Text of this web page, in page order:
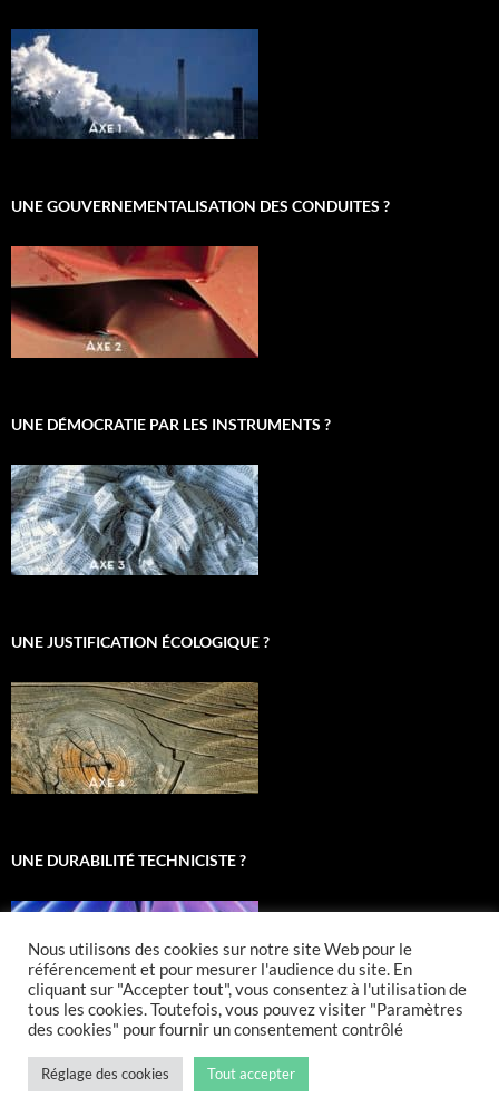
UNE GOUVERNEMENTALISATION DES CONDUITES ?
UNE DÉMOCRATIE PAR LES INSTRUMENTS ?
UNE JUSTIFICATION ÉCOLOGIQUE ?
UNE DURABILITÉ TECHNICISTE ?
Nous utilisons des cookies sur notre site Web pour le
référencement et pour mesurer l'audience du site. En
cliquant sur "Accepter tout", vous consentez à l'utilisation de
tous les cookies. Toutefois, vous pouvez visiter "Paramètres
des cookies" pour fournir un consentement contrôlé
Réglage des cookies Tout accepter